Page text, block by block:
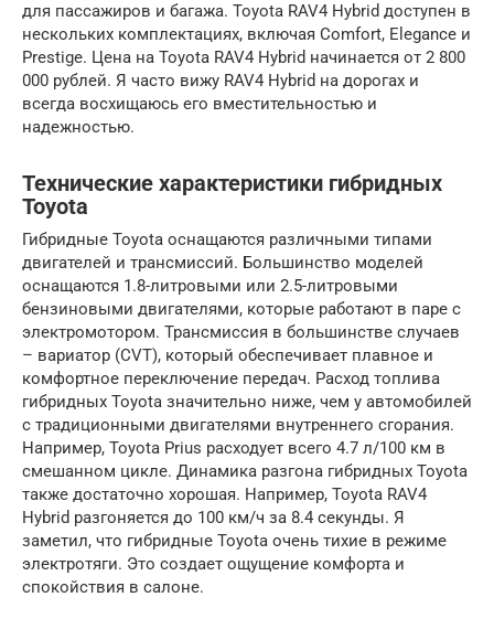
для пассажиров и багажа. Toyota RAV4 Hybrid доступен в
нескольких комплектациях, включая Comfort, Elegance и
Prestige. Цена на Toyota RAV4 Hybrid начинается от 2 800
000 рублей. Я часто вижу RAV4 Hybrid на дорогах и
всегда восхищаюсь его вместительностью и
надежностью.
Технические характеристики гибридных
Toyota
Гибридные Toyota оснащаются различными типами
двигателей и трансмиссий. Большинство моделей
оснащаются 1.8-литровыми или 2.5-литровыми
бензиновыми двигателями, которые работают в паре с
электромотором. Трансмиссия в большинстве случаев
– вариатор (CVT), который обеспечивает плавное и
комфортное переключение передач. Расход топлива
гибридных Toyota значительно ниже, чем у автомобилей
с традиционными двигателями внутреннего сгорания.
Например, Toyota Prius расходует всего 4.7 л/100 км в
смешанном цикле. Динамика разгона гибридных Toyota
также достаточно хорошая. Например, Toyota RAV4
Hybrid разгоняется до 100 км/ч за 8.4 секунды. Я
заметил, что гибридные Toyota очень тихие в режиме
электротяги. Это создает ощущение комфорта и
спокойствия в салоне.